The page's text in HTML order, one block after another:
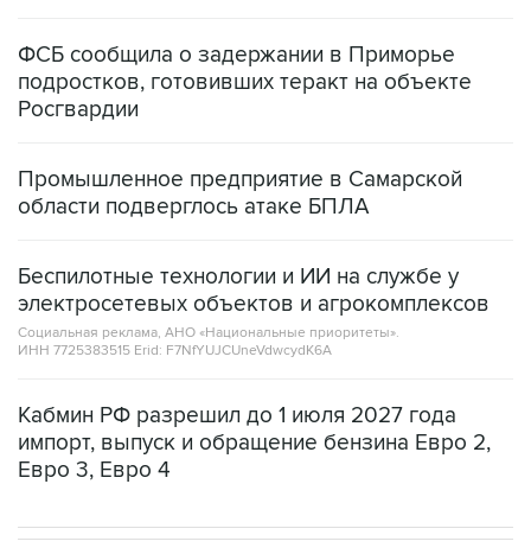
ФСБ сообщила о задержании в Приморье
подростков, готовивших теракт на объекте
Росгвардии
Промышленное предприятие в Самарской
области подверглось атаке БПЛА
Беспилотные технологии и ИИ на службе у
электросетевых объектов и агрокомплексов
Социальная реклама, АНО «Национальные приоритеты».
ИНН 7725383515 Erid: F7NfYUJCUneVdwcydK6A
Кабмин РФ разрешил до 1 июля 2027 года
импорт, выпуск и обращение бензина Евро 2,
Евро 3, Евро 4